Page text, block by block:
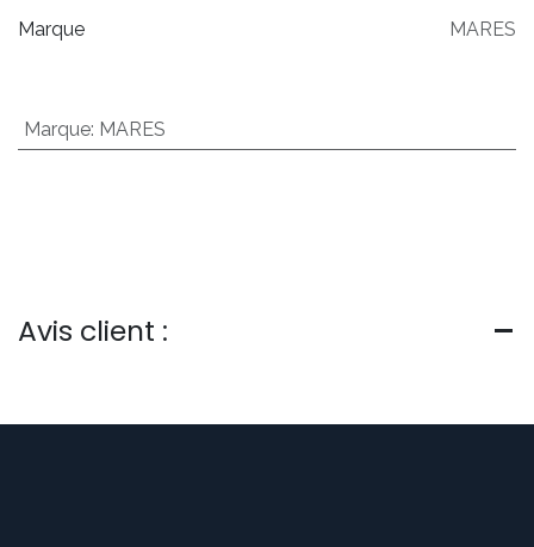
Marque MARES
Marque: MARES
Avis client :